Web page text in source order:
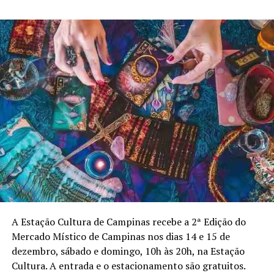
A Estação Cultura de Campinas recebe a 2ª Edição do
Mercado Místico de Campinas nos dias 14 e 15 de
dezembro, sábado e domingo, 10h às 20h, na Estação
Cultura. A entrada e o estacionamento são gratuitos.